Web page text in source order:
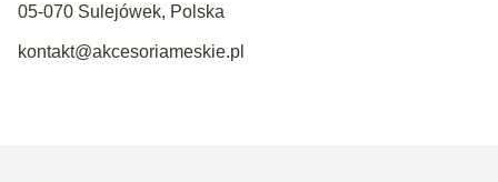
05-070 Sulejówek, Polska
kontakt@akcesoriameskie.pl